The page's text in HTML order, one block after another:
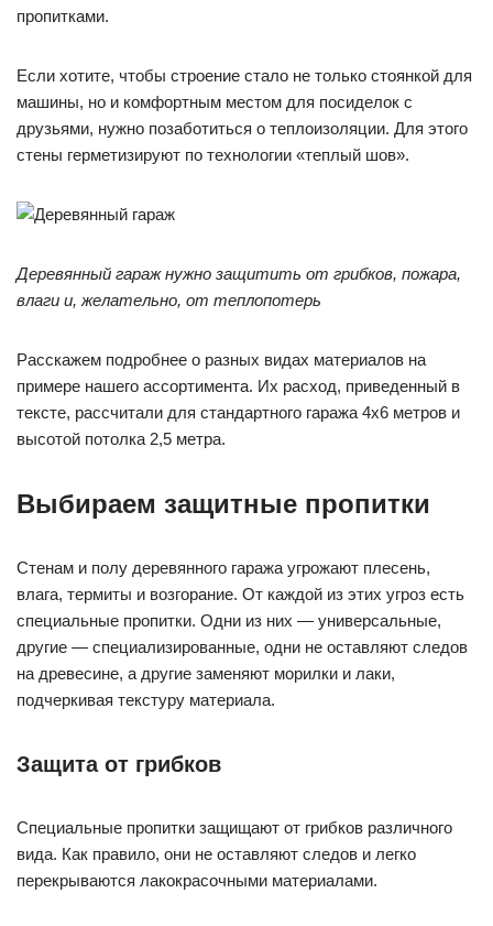
пропитками.
Если хотите, чтобы строение стало не только стоянкой для
машины, но и комфортным местом для посиделок с
друзьями, нужно позаботиться о теплоизоляции. Для этого
стены герметизируют по технологии «теплый шов».
Деревянный гараж нужно защитить от грибков, пожара,
влаги и, желательно, от теплопотерь
Расскажем подробнее о разных видах материалов на
примере нашего ассортимента. Их расход, приведенный в
тексте, рассчитали для стандартного гаража 4х6 метров и
высотой потолка 2,5 метра.
Выбираем защитные пропитки
Стенам и полу деревянного гаража угрожают плесень,
влага, термиты и возгорание. От каждой из этих угроз есть
специальные пропитки. Одни из них — универсальные,
другие — специализированные, одни не оставляют следов
на древесине, а другие заменяют морилки и лаки,
подчеркивая текстуру материала.
Защита от грибков
Специальные пропитки защищают от грибков различного
вида. Как правило, они не оставляют следов и легко
перекрываются лакокрасочными материалами.